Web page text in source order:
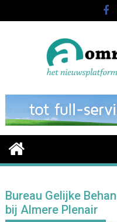
to
Bureau Gelijke
bij Almere Plenair